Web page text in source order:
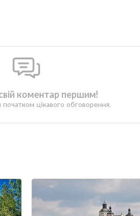
коментар першим!
початком цікавого обговорення.